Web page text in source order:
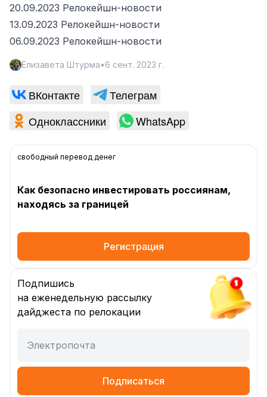
20.09.2023 Релокейшн-новости
13.09.2023 Релокейшн-новости
06.09.2023 Релокейшн-новости
Елизавета Штурма•6 сент. 2023 г.
ВКонтакте
Телеграм
Одноклассники
WhatsApp
свободный перевод денег
Как безопасно инвестировать россиянам,
находясь за границей
Регистрация
Подпишись
на еженедельную рассылку
дайджеста по релокации
Электропочта
Подписаться